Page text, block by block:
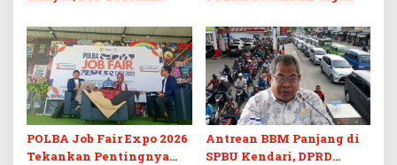
Morowali
Kuliah Gratis
POLBA Job Fair Expo 2026
Tekankan Pentingnya
Antrean BBM Panjang di
SPBU Kendari, DPRD